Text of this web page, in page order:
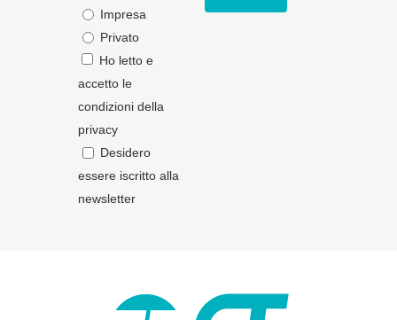
Impresa
Privato
Ho letto e
accetto le
condizioni della
privacy
Desidero
essere iscritto alla
newsletter